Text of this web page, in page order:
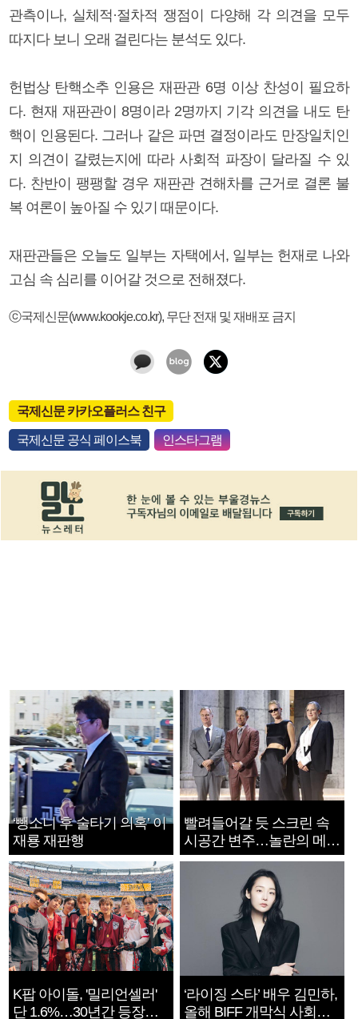
관측이나, 실체적·절차적 쟁점이 다양해 각 의견을 모두
따지다 보니 오래 걸린다는 분석도 있다.
헌법상 탄핵소추 인용은 재판관 6명 이상 찬성이 필요하
다. 현재 재판관이 8명이라 2명까지 기각 의견을 내도 탄
핵이 인용된다. 그러나 같은 파면 결정이라도 만장일치인
지 의견이 갈렸는지에 따라 사회적 파장이 달라질 수 있
다. 찬반이 팽팽할 경우 재판관 견해차를 근거로 결론 불
복 여론이 높아질 수 있기 때문이다.
재판관들은 오늘도 일부는 자택에서, 일부는 헌재로 나와
고심 속 심리를 이어갈 것으로 전해졌다.
ⓒ국제신문(www.kookje.co.kr), 무단 전재 및 재배포 금지
국제신문 카카오플러스 친구
국제신문 공식 페이스북 인스타그램
‘뺑소니 후 술타기 의혹’ 이
재룡 재판행
빨려들어갈 듯 스크린 속
시공간 변주…놀란의 메시
지는 ‘전쟁 속죄’
K팝 아이돌, '밀리언셀러'
단 1.6%…30년간 등장
‘라이징 스타’ 배우 김민하,
올해 BIFF 개막식 사회자